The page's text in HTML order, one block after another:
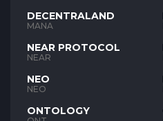
DECENTRALAND
MANA
NEAR PROTOCOL
NEAR
NEO
NEO
ONTOLOGY